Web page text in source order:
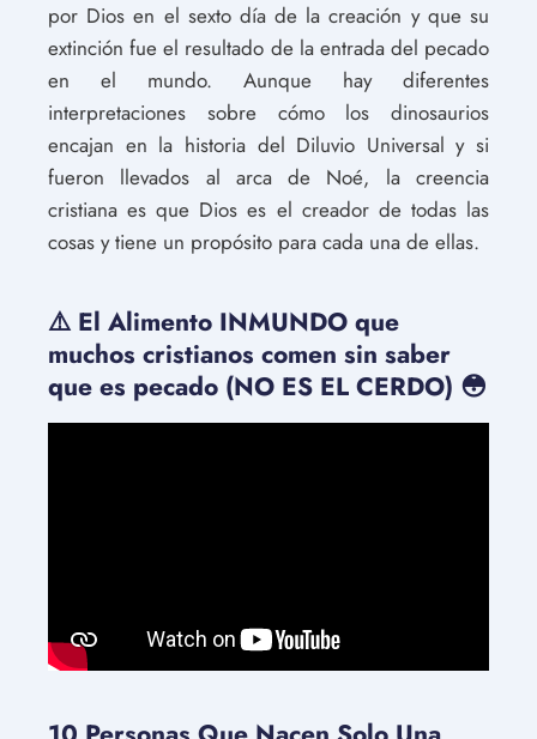
por Dios en el sexto día de la creación y que su
extinción fue el resultado de la entrada del pecado
en el mundo. Aunque hay diferentes
interpretaciones sobre cómo los dinosaurios
encajan en la historia del Diluvio Universal y si
fueron llevados al arca de Noé, la creencia
cristiana es que Dios es el creador de todas las
cosas y tiene un propósito para cada una de ellas.
⚠️ El Alimento INMUNDO que
muchos cristianos comen sin saber
que es pecado (NO ES EL CERDO) 😳